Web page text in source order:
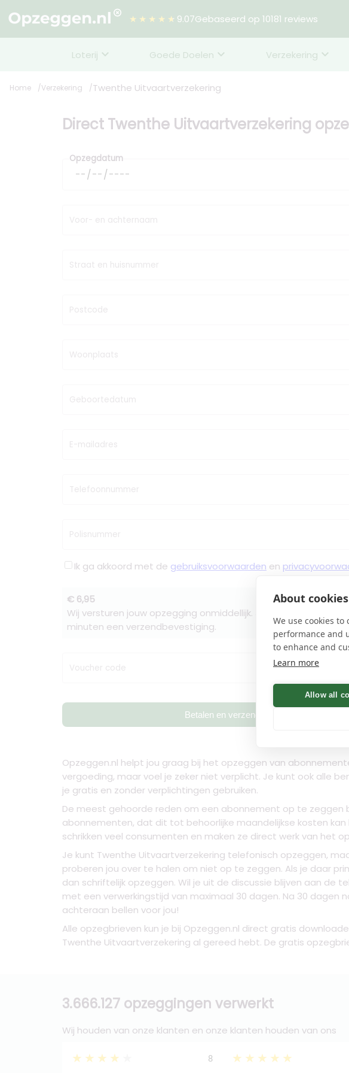
About
We use cookies
performance and
to enhance and
Learn more
Allow all
★★★★★ 9.07Gebaseerd op 10181 reviews
Loterij Goede Doelen Verzekering
Home Verzekering Twenthe Uitvaartverzekering
Direct Twenthe Uitvaartverzekering
Opzegdatum
Voor- en achternaam
Straat en huisnummer
Postcode
Woonplaats
Geboortedatum
E-mailadres
Telefoonnummer
Polisnummer
Ik ga akkoord met de gebruiksvoorwaarden en
€ 6,95
Wij versturen jouw opzegging onmiddellijk. Je ontvangt binnen
minuten een verzendbevestiging.
Voucher code
Betalen en verzenden
Opzeggen.nl helpt jou graag bij het opzeggen van
vergoeding, maar voel je zeker niet verplicht. Je kunt ook alle
je gratis en zonder verplichtingen gebruiken.
De meest gehoorde reden om een abonnement op te
abonnementen, dat dit tot behoorlijke maandelijkse kosten
schrikken veel consumenten en maken ze direct werk van het
Je kunt Twenthe Uitvaartverzekering telefonisch opzeggen,
proberen jou over te halen om niet op te zeggen. Als je daar
dan schriftelijk opzeggen. Wil je uit de discussie blijven aan de
met een verwerkingstijd van maximaal 30 dagen. Na 30
achteraan bellen voor jou!
Alle opzegbrieven kun je bij Opzeggen.nl direct gratis
Twenthe Uitvaartverzekering al gereed hebt. De gratis
3.666.127 opzeggingen verwerkt
Wij houden van onze klanten en onze klanten houden van ons
★★★★★ 8 ★★★★★